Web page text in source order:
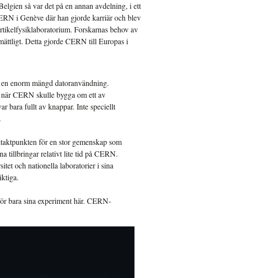
så var det på en annan avdelning, i ett
i Genève där han gjorde karriär och blev
Forskarnas behov av
Detta gjorde CERN till Europas i
enorm mängd datoranvändning.
CERN skulle bygga om ett av
bara fullt av knappar. Inte speciellt
för en stor gemenskap som
tillbringar relativt lite tid på CERN.
och nationella laboratorier i sina
bara sina experiment här. CERN-